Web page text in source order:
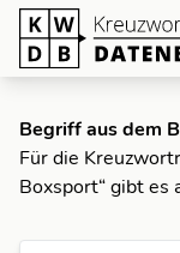
Begriff aus dem
Für die
Boxsport“ gibt es